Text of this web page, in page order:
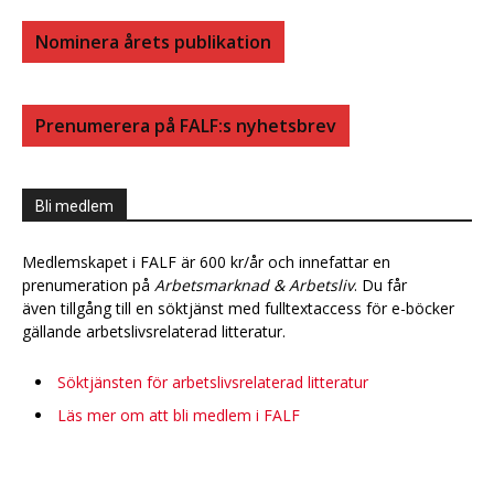
Nominera årets publikation
Prenumerera på FALF:s nyhetsbrev
Bli medlem
Medlemskapet i FALF är 600 kr/år och innefattar en
prenumeration på Arbetsmarknad & Arbetsliv. Du får
även tillgång till en söktjänst med fulltextaccess för e-böcker
gällande arbetslivsrelaterad litteratur.
Söktjänsten för arbetslivsrelaterad litteratur
Läs mer om att bli medlem i FALF